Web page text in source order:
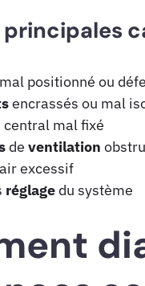
mal positionné ou
encrassés ou mal
central mal fixé
de ventilation
excessif
réglage du système